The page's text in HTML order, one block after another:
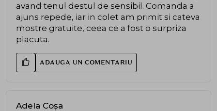
avand tenul destul de sensibil. Comanda a
ajuns repede, iar in colet am primit si cateva
mostre gratuite, ceea ce a fost o surpriza
placuta.
ADAUGA UN COMENTARIU
Adela Coșa